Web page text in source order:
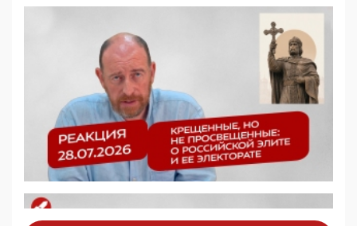
деятельность ИИТО ЮНЕСКО в России, но
цифроглобалисты продолжают определять
повестку в образовании
09:43, 01 Июня 2026
5G за счет здоровья граждан: Минцифры намерено
отобрать у регионов и муниципалитетов право
защищать жилые дома и социальные объекты от
05:58, 26 Мая 2026
Роскомнадзор освободили от борца с
деструктивным и опасным контентом
07:39, 25 Мая 2026